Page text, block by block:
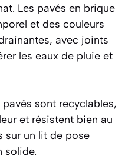
Les pavés en brique
et des couleurs
avec joints
les eaux de pluie et
sont recyclables,
et résistent bien au
sur un lit de pose
solide.